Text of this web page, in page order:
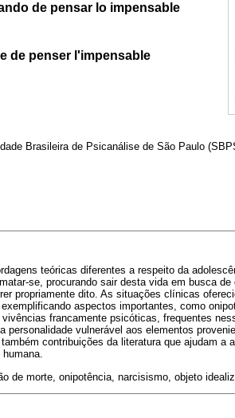
de pensar lo impensable
de penser l'impensable
Brasileira de Psicanálise de São Paulo
teóricas diferentes a respeito da
se, procurando sair desta vida em busca
propriamente dito. As situações clínicas
aspectos importantes, como
francamente psicóticas, frequentes
personalidade vulnerável aos elementos
contribuições da literatura que ajudam a
de morte, onipotência, narcisismo, objeto